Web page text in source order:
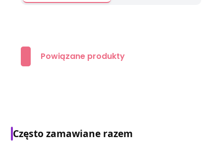
Powiązane produkty
Często zamawiane razem